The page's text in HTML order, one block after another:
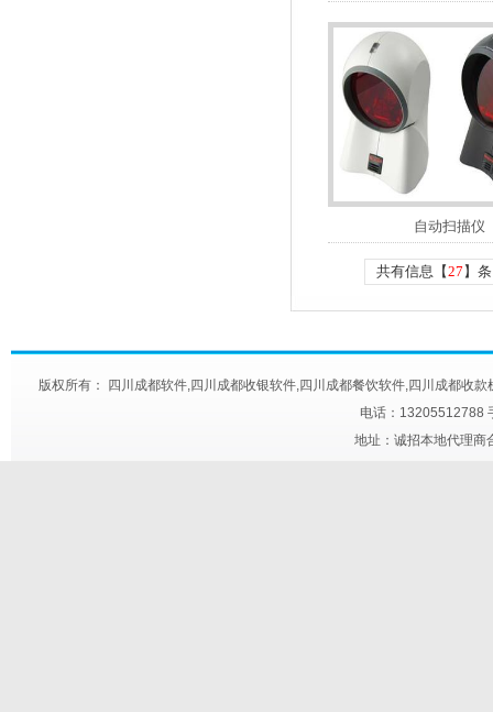
自动扫描仪
共有信息【27 】条
版权所有： 四川成都软件,四川成都收银软件,四川成都餐饮软件,四川成都收
电话：13205512788
地址：诚招本地代理商